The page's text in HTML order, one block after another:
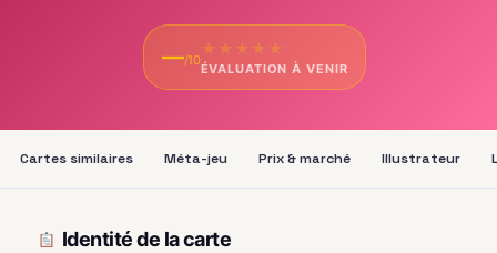
—/10
★ ★ ★ ★ ★
ÉVALUATION À VENIR
Cartes similaires Méta-jeu Prix & marché Illustrateur
Identité de la carte